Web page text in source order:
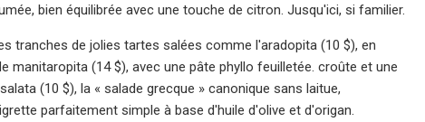
bien équilibrée avec une touche de citron. Jusqu'ici, si familier.
tranches de jolies tartes salées comme l'aradopita (10 $), en
(14 $), avec une pâte phyllo feuilletée. croûte et une
(10 $), la « salade grecque » canonique sans laitue,
parfaitement simple à base d'huile d'olive et d'origan.